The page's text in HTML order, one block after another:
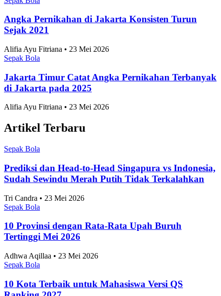
Angka Pernikahan di Jakarta Konsisten Turun
Sejak 2021
Alifia Ayu Fitriana • 23 Mei 2026
Sepak Bola
Jakarta Timur Catat Angka Pernikahan Terbanyak
di Jakarta pada 2025
Alifia Ayu Fitriana • 23 Mei 2026
Artikel Terbaru
Sepak Bola
Prediksi dan Head-to-Head Singapura vs Indonesia,
Sudah Sewindu Merah Putih Tidak Terkalahkan
Tri Candra • 23 Mei 2026
Sepak Bola
10 Provinsi dengan Rata-Rata Upah Buruh
Tertinggi Mei 2026
Adhwa Aqillaa • 23 Mei 2026
Sepak Bola
10 Kota Terbaik untuk Mahasiswa Versi QS